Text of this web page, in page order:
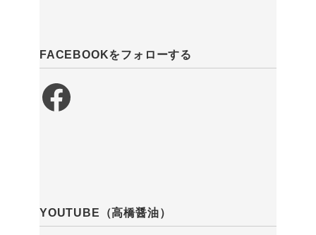
FACEBOOKをフォローする
Facebook
YOUTUBE（高橋醤油）